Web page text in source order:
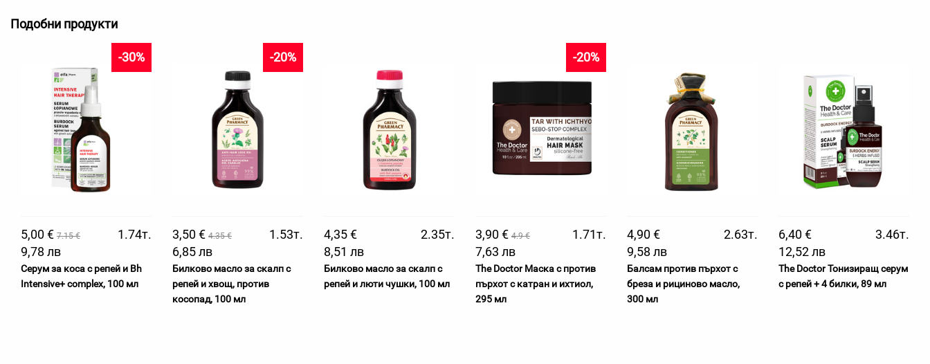
Подобни продукти
5,00 € 7.15 €
-30%
1.74т.
9,78 лв
Серум за коса с репей и Bh
Intensive+ complex, 100 мл
3,50 € 4.35 €
-20%
1.53т.
6,85 лв
Билково масло за скалп с
репей и хвощ, против
косопад, 100 мл
4,35 €
2.35т.
8,51 лв
Билково масло за скалп с
репей и люти чушки, 100 мл
3,90 € 4.9 €
-20%
1.71т.
7,63 лв
The Doctor Маска с против
пърхот с катран и ихтиол,
295 мл
4,90 €
2.63т.
9,58 лв
Балсам против пърхот с
бреза и рициново масло,
300 мл
6,40 €
3.46т.
12,52 лв
The Doctor Тонизиращ серум
с репей + 4 билки, 89 мл